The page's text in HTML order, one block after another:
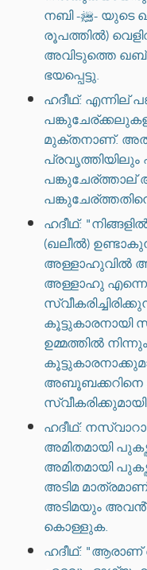
നബി -ﷺ- യുടെ ഖബർ (ജനങ്ങൾക്ക് കാണാവുന്ന
രൂപത്തിൽ)
അവിടുത്തെ ഖബ്ർ
ഭയപ്പെട്ടു.
ഹദീഥ്: എന്നില്
മുക്തനാണ്.
പ്രവൃത്തിയിലും
ഹദീഥ്:
(ഖലീൽ)
അള്ളാഹുവിൽ
അള്ളാഹു എന്നെ
കൂട്ടുകാരനായി
ഉമ്മത്തിൽ
അബൂബക്കറിനെ
ഹദീഥ്:
അമിതമായി
അമിതമായി
അടിമ
അടിമയും
കൊള്ളുക.
ഹദീഥ്: